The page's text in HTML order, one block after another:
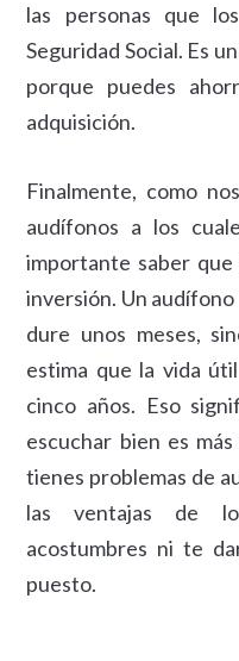
las personas que
Seguridad Social. Es
porque puedes
adquisición.
Finalmente, como
audífonos a los
importante saber
inversión. Un audífono
dure unos meses,
estima que la vida
cinco años. Eso
escuchar bien es
tienes problemas de
las ventajas de
acostumbres ni te
puesto.